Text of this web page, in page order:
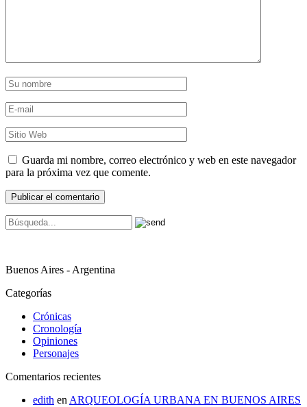
Guarda mi nombre, correo electrónico y web en este navegador
para la próxima vez que comente.
Buenos Aires - Argentina
Categorías
Crónicas
Cronología
Opiniones
Personajes
Comentarios recientes
edith en ARQUEOLOGÍA URBANA EN BUENOS AIRES